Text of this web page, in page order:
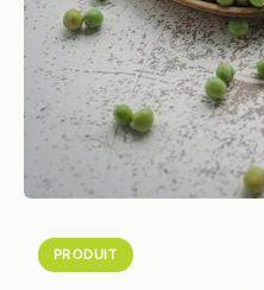
PRODUIT